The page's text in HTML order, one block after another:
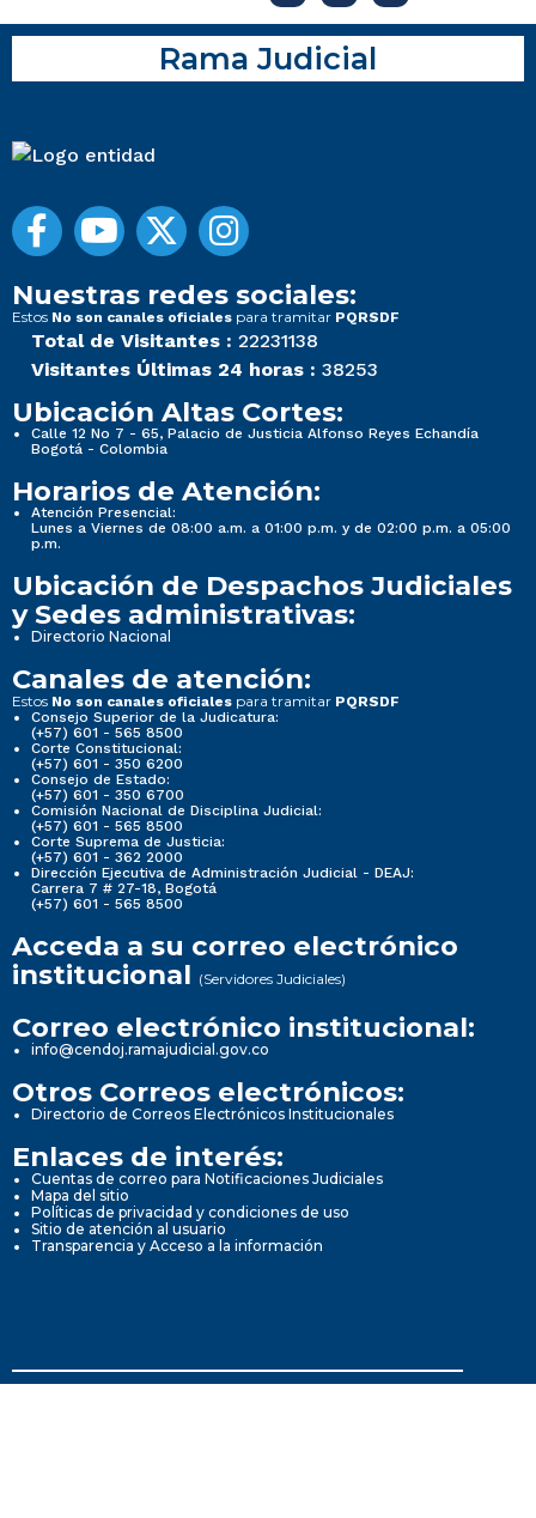
Rama Judicial
Nuestras redes sociales:
Estos No son canales oficiales para tramitar PQRSDF
Total de Visitantes : 22231138
Visitantes Últimas 24 horas : 38253
Ubicación Altas Cortes:
Calle 12 No 7 - 65, Palacio de Justicia Alfonso Reyes Echandía
Bogotá - Colombia
Horarios de Atención:
Atención Presencial:
Lunes a Viernes de 08:00 a.m. a 01:00 p.m. y de 02:00 p.m. a 05:00
p.m.
Ubicación de Despachos Judiciales
y Sedes administrativas:
Directorio Nacional
Canales de atención:
Estos No son canales oficiales para tramitar PQRSDF
Consejo Superior de la Judicatura:
(+57) 601 - 565 8500
Corte Constitucional:
(+57) 601 - 350 6200
Consejo de Estado:
(+57) 601 - 350 6700
Comisión Nacional de Disciplina Judicial:
(+57) 601 - 565 8500
Corte Suprema de Justicia:
(+57) 601 - 362 2000
Dirección Ejecutiva de Administración Judicial - DEAJ:
Carrera 7 # 27-18, Bogotá
(+57) 601 - 565 8500
Acceda a su correo electrónico
institucional (Servidores Judiciales)
Correo electrónico institucional:
info@cendoj.ramajudicial.gov.co
Otros Correos electrónicos:
Directorio de Correos Electrónicos Institucionales
Enlaces de interés:
Cuentas de correo para Notificaciones Judiciales
Mapa del sitio
Políticas de privacidad y condiciones de uso
Sitio de atención al usuario
Transparencia y Acceso a la información